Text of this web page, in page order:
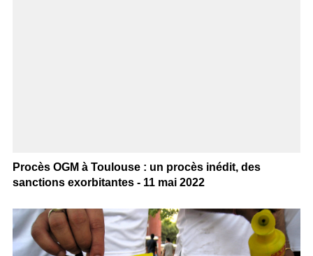
Procès OGM à Toulouse : un procès inédit, des
sanctions exorbitantes - 11 mai 2022